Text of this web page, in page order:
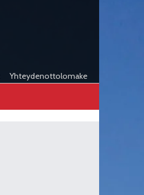
Yhteydenottolomake